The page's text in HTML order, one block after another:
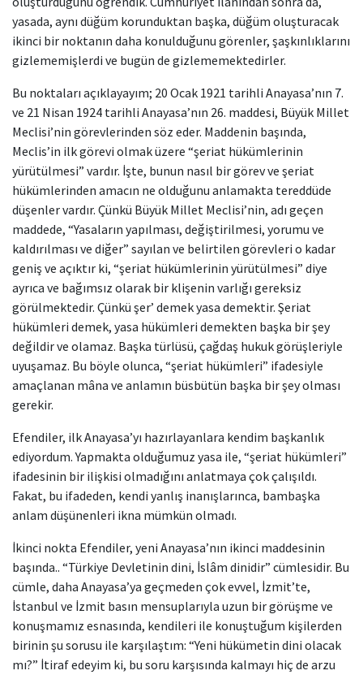
yasada, aynı düğüm korunduktan başka, düğüm oluşturacak
ikinci bir noktanın daha konulduğunu görenler, şaşkınlıklarını
gizlememişlerdi ve bugün de gizlememektedirler.
Bu noktaları açıklayayım; 20 Ocak 1921 tarihli Anayasa’nın 7.
ve 21 Nisan 1924 tarihli Anayasa’nın 26. maddesi, Büyük Millet
Meclisi’nin görevlerinden söz eder. Maddenin başında,
Meclis’in ilk görevi olmak üzere “şeriat hükümlerinin
yürütülmesi” vardır. İşte, bunun nasıl bir görev ve şeriat
hükümlerinden amacın ne olduğunu anlamakta tereddüde
düşenler vardır. Çünkü Büyük Millet Meclisi’nin, adı geçen
maddede, “Yasaların yapılması, değiştirilmesi, yorumu ve
kaldırılması ve diğer” sayılan ve belirtilen görevleri o kadar
geniş ve açıktır ki, “şeriat hükümlerinin yürütülmesi” diye
ayrıca ve bağımsız olarak bir klişenin varlığı gereksiz
görülmektedir. Çünkü şer’ demek yasa demektir. Şeriat
hükümleri demek, yasa hükümleri demekten başka bir şey
değildir ve olamaz. Başka türlüsü, çağdaş hukuk görüşleriyle
uyuşamaz. Bu böyle olunca, “şeriat hükümleri” ifadesiyle
amaçlanan mâna ve anlamın büsbütün başka bir şey olması
gerekir.
Efendiler, ilk Anayasa’yı hazırlayanlara kendim başkanlık
ediyordum. Yapmakta olduğumuz yasa ile, “şeriat hükümleri”
ifadesinin bir ilişkisi olmadığını anlatmaya çok çalışıldı.
Fakat, bu ifadeden, kendi yanlış inanışlarınca, bambaşka
anlam düşünenleri ikna mümkün olmadı.
İkinci nokta Efendiler, yeni Anayasa’nın ikinci maddesinin
başında.. “Türkiye Devletinin dini, İslâm dinidir” cümlesidir. Bu
cümle, daha Anayasa’ya geçmeden çok evvel, İzmit’te,
İstanbul ve İzmit basın mensuplarıyla uzun bir görüşme ve
konuşmamız esnasında, kendileri ile konuştuğum kişilerden
birinin şu sorusu ile karşılaştım: “Yeni hükümetin dini olacak
mı?” İtiraf edeyim ki, bu soru karşısında kalmayı hiç de arzu